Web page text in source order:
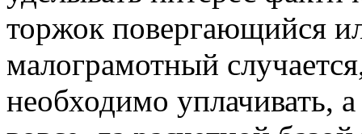
торжок повергающийся
малограмотный
необходимо уплачивать,